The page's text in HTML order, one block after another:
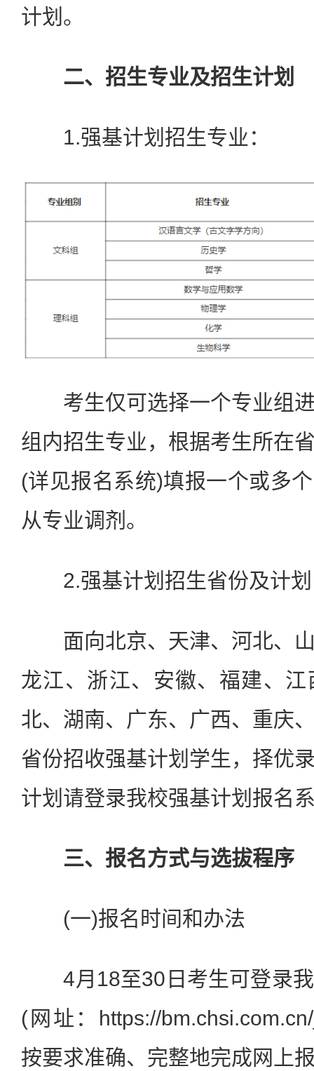
计划。
二、招生专业及招生计划
1.强基计划招生专业：
考生仅可选择一个专业组进
组内招生专业，根据考生所在
(详见报名系统)填报一个或多
从专业调剂。
2.强基计划招生省份及计划
面向北京、天津、河北、山
龙江、浙江、安徽、福建、
北、湖南、广东、广西、重庆
省份招收强基计划学生，择优
计划请登录我校强基计划报名
三、报名方式与选拔程序
(一)报名时间和办法
4月18至30日考生可登录我
(网址：https://
按要求准确、完整地完成网上